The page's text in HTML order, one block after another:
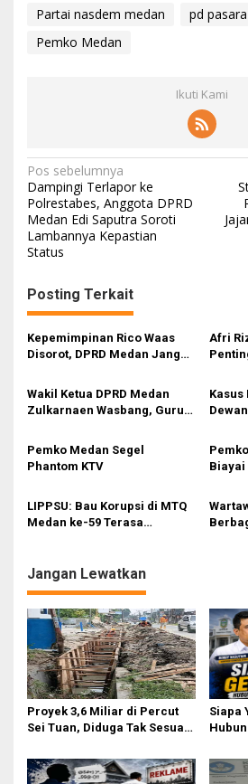
Partai nasdem medan
pd
Pemko Medan
Ikuti Kami
N
a
v
i
a
s
i
o
Pos sebelumnya
Dampingi Terlapor ke
Polrestabes, Anggota DPRD
Medan Edi Saputra Soroti
Lambannya Kepastian
Status
Posting Terkait
Kepemimpinan Rico Waas
Disorot, DPRD Medan Jangan
Afri
Wakil Ketua DPRD Medan
Zulkarnaen Wasbang, Guru
Perlindungan Hukum Tenaga
Pendidik
Kasus
Pemko Medan Segel
Phantom KTV
Biayai
LIPPSU: Bau Korupsi di MTQ
Medan ke-59 Terasa
Jangan Lewatkan
Proyek 3,6 Miliar di Percut
Sei Tuan, Diduga Tak Sesuai
Nama Pengawas Tidak
Tercantum di Papan
Siapa